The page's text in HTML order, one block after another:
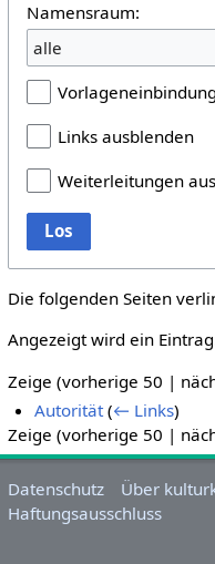
Namensraum:
alle
Links ausblenden
Weiterleitungen
Los
Die folgenden Seiten
Angezeigt wird ein
Zeige (vorherige 50 |
Autorität (← Links)
Zeige (vorherige 50 |
Datenschutz
Über
Haftungsausschluss